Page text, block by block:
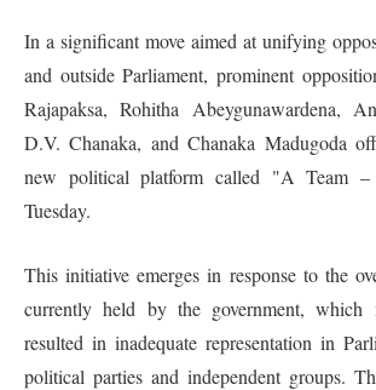
In a significant move aimed at unifying
and outside Parliament, prominent
Rajapaksa, Rohitha Abeygunawardena,
D.V. Chanaka, and Chanaka Madugoda
new political platform called "A Team
Tuesday.
This initiative emerges in response to the
currently held by the government, which
resulted in inadequate representation in
political parties and independent groups.